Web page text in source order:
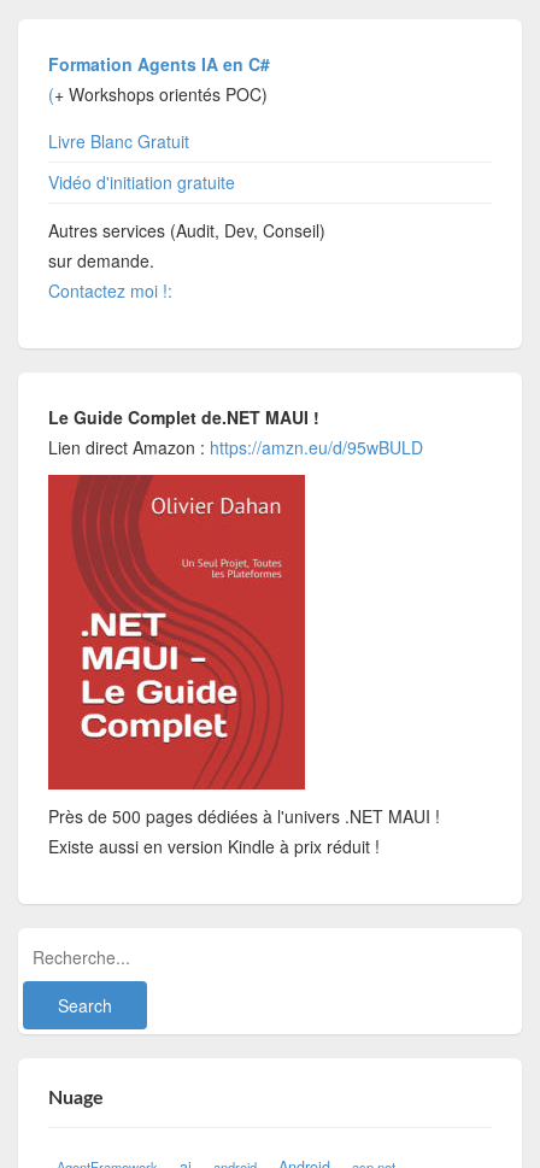
Formation Agents IA en C#
(+ Workshops orientés POC)
Livre Blanc Gratuit
Vidéo d'initiation gratuite
Autres services (Audit, Dev, Conseil)
sur demande.
Contactez moi !:
Le Guide Complet de.NET MAUI !
Lien direct Amazon : https://amzn.eu/d/95wBULD
Près de 500 pages dédiées à l'univers .NET MAUI !
Existe aussi en version Kindle à prix réduit !
Nuage